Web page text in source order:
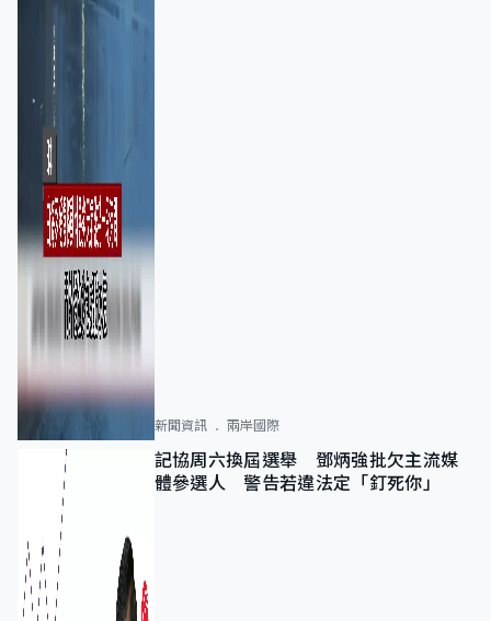
新聞資訊 兩岸國際
記協周六換屆選舉 鄧炳強批欠主流媒
體參選人 警告若違法定「釘死你」